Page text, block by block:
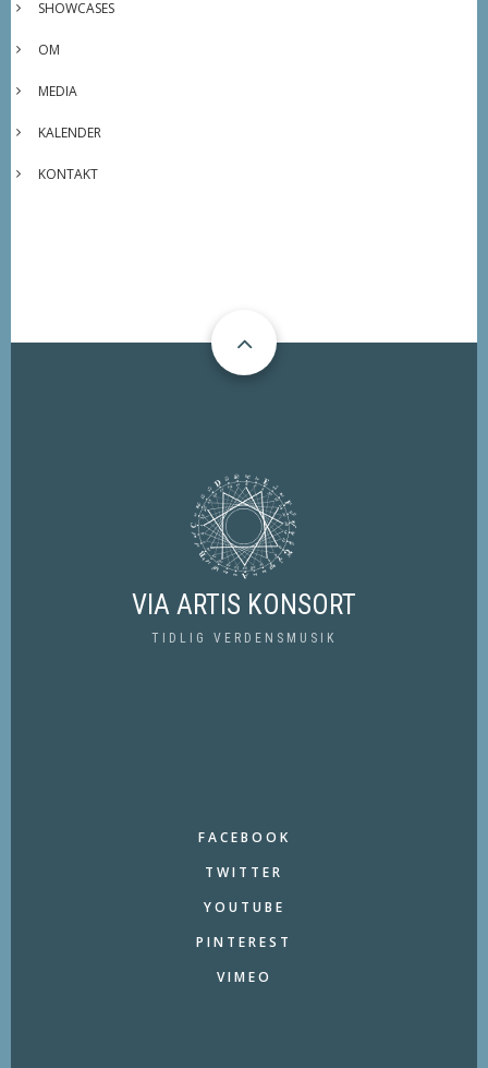
SHOWCASES
OM
MEDIA
KALENDER
KONTAKT
VIA ARTIS KONSORT
TIDLIG VERDENSMUSIK
FACEBOOK
TWITTER
YOUTUBE
PINTEREST
VIMEO